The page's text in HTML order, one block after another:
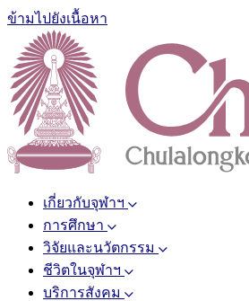
ข้ามไปยังเนื้อหา
เกี่ยวกับจุฬาฯ
การศึกษา
วิจัยและนวัตกรรม
ชีวิตในจุฬาฯ
บริการสังคม